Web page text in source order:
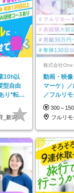
10h以
型自由
り*転勤
_福岡県
株式会社One
動画・映
マーケ）
／フルリ
円～／年休
300～
フルリモ